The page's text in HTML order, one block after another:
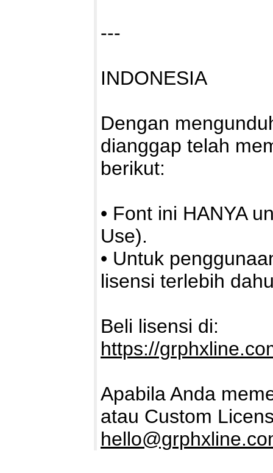
---
INDONESIA
Dengan
dianggap telah
berikut:
• Font ini HANYA
Use).
• Untuk
lisensi terlebih
Beli lisensi di:
https://
Apabila Anda
atau Custom